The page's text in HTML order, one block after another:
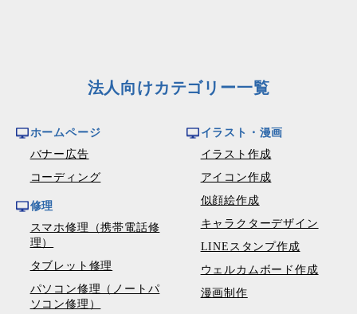
法人向けカテゴリー一覧
ホームページ
バナー広告
コーディング
修理
スマホ修理（携帯電話修
理）
タブレット修理
パソコン修理（ノートパ
ソコン修理）
イラスト・漫画
イラスト作成
アイコン作成
似顔絵作成
キャラクターデザイン
LINEスタンプ作成
ウェルカムボード作成
漫画制作